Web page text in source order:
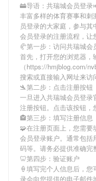
🚋导语： 共瑞城会员登录
丰富多样的体育赛事和刺
员登录的大家庭，参与其
会员登录的注册流程，让
🥐第一步：访问共瑞城会
首先，打开您的浏览器，
（https://hmjblog.com/
搜索或直接输入网址来访
🛬第二步：点击注册按钮
一旦进入共瑞城会员登录
注册按钮。点击该按钮，
🏤第三步：填写注册信息
🧩在注册页面上，您需
会员登录账户。通常包括
码等。请务必提供准确完
🦷第四步：验证账户
🍦填写完个人信息后，您
录会向您提供的电子邮件